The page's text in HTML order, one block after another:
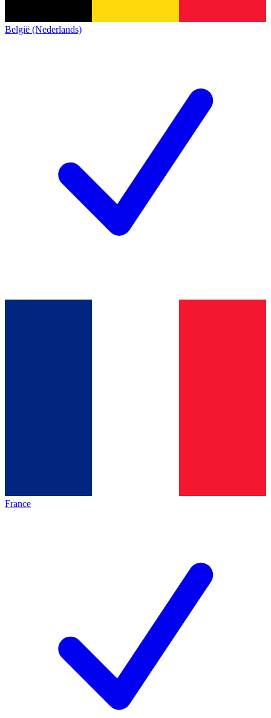
België (Nederlands)
France